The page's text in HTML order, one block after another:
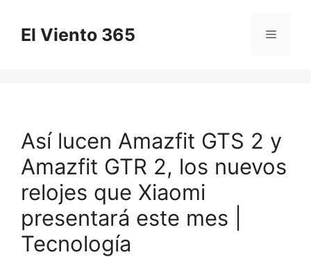
contenido
El Viento 365 Menú
Así lucen Amazfit GTS 2 y
Amazfit GTR 2, los nuevos
relojes que Xiaomi
presentará este mes |
Tecnología